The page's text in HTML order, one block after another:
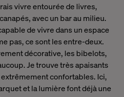
vivre entourée de livres,
avec un bar au milieu.
de vivre dans un espace
pas, ce sont les entre-deux.
décorative, les bibelots,
Je trouve très apaisants
confortables. Ici,
et la lumière font déjà une